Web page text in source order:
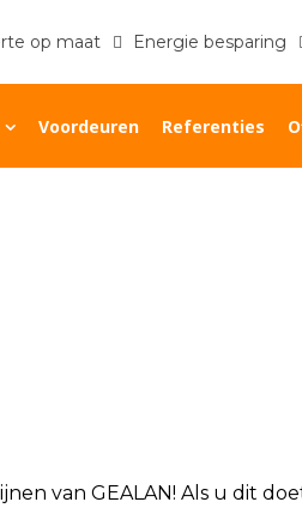
op maat Energie besparing
Voordeuren Referenties
van GEALAN! Als u dit